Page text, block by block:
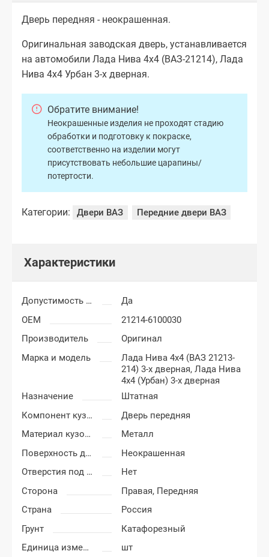
Дверь передняя - неокрашенная.
Оригинальная заводская дверь, устанавливается
на автомобили Лада Нива 4х4 (ВАЗ-21214), Лада
Нива 4х4 Урбан 3-х дверная.
Обратите внимание!
Неокрашенные изделия не проходят стадию
обработки и подготовку к покраске,
соответственно на изделии могут
присутствовать небольшие царапины/
потертости.
Категории: Двери ВАЗ Передние двери ВАЗ
Характеристики
Допустимость мелких царапин
Да
OEM
21214-6100030
Производитель
Оригинал
Марка и модель
Лада Нива 4x4 (ВАЗ 21213-
214) 3-х дверная,Лада Нива
4x4 (Урбан) 3-х дверная
Назначение
Штатная
Компонент кузова
Дверь передняя
Материал кузовных деталей
Металл
Поверхность двери
Неокрашенная
Отверстия под молдинг
Нет
Сторона
Правая, Передняя
Страна
Россия
Грунт
Катафорезный
Единица измерения
шт